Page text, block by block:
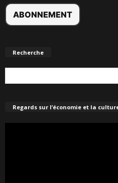
Recherche
Regards sur l’économie et la